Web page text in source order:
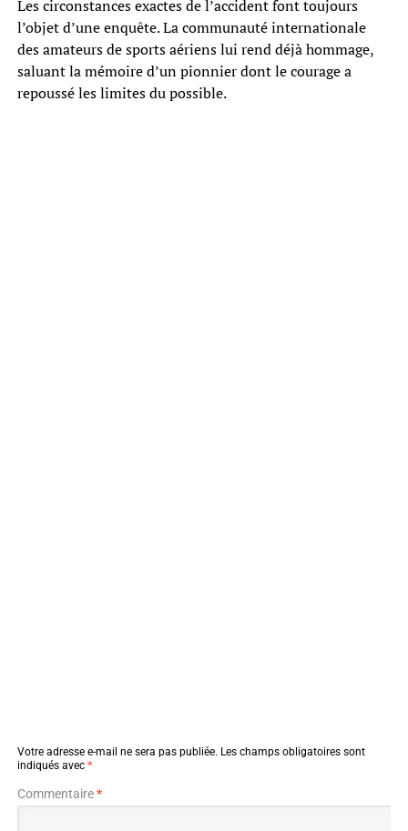
Les circonstances exactes de l’accident font toujours
l’objet d’une enquête. La communauté internationale
des amateurs de sports aériens lui rend déjà hommage,
saluant la mémoire d’un pionnier dont le courage a
repoussé les limites du possible.
Votre adresse e-mail ne sera pas publiée. Les champs obligatoires sont
indiqués avec *
Commentaire*